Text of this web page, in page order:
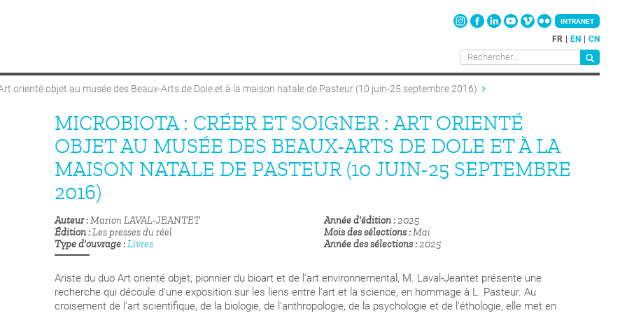
FR EN CN
INTRANET
orienté objet au musée des Beaux-Arts de Dole et à la maison natale de Pasteur (10 juin-25 septembre 2016)
MICROBIOTA : CRÉER ET SOIGNER : ART ORIENTÉ
OBJET AU MUSÉE DES BEAUX-ARTS DE DOLE ET À LA
MAISON NATALE DE PASTEUR (10 JUIN-25 SEPTEMBRE
2016)
Auteur Marion LAVAL-JEANTET
Édition Les presses du réel
Type d'ouvrage Livres
Année d'édition 2025
Mois des sélections Mai
Année des sélections 2025
Ariste du duo Art orienté objet, pionnier du bioart et de l'art environnemental, M. Laval-Jeantet présente une
recherche qui découle d'une exposition sur les liens entre l'art et la science, en hommage à L. Pasteur. Au
croisement de l'art scientifique, de la biologie, de l'anthropologie, de la psychologie et de l'éthologie, elle met en